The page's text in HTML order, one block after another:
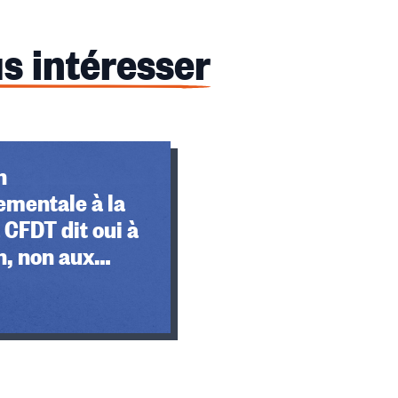
intéresser
à la
CFDT dit oui à
non aux